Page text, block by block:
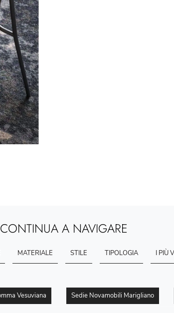
CONTINUA A NAVIGARE
MATERIALE STILE TIPOLOGIA I PIÙ
Vesuviana Sedie Novamobili Marigliano